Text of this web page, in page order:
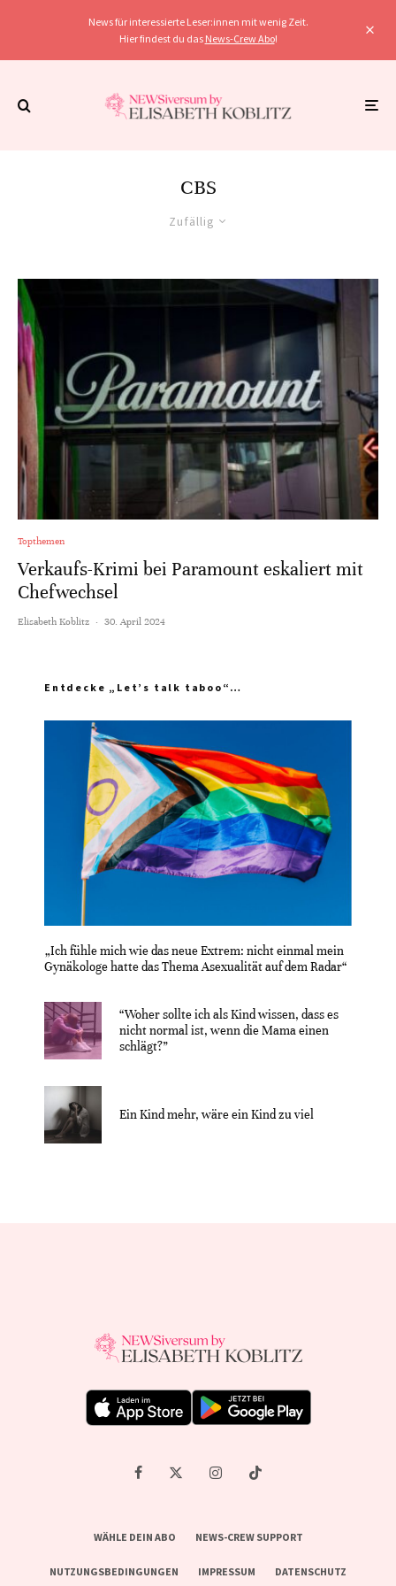
News für interessierte Leser:innen mit wenig Zeit.
Hier findest du das News-Crew Abo!
CBS
Zufällig
Topthemen
Verkaufs-Krimi bei Paramount eskaliert mit
Chefwechsel
Elisabeth Koblitz · 30. April 2024
Entdecke „Let’s talk taboo“…
„Ich fühle mich wie das neue Extrem: nicht einmal mein
Gynäkologe hatte das Thema Asexualität auf dem Radar“
“Woher sollte ich als Kind wissen, dass es
nicht normal ist, wenn die Mama einen
schlägt?”
Ein Kind mehr, wäre ein Kind zu viel
WÄHLE DEIN ABO NEWS-CREW SUPPORT
NUTZUNGSBEDINGUNGEN IMPRESSUM DATENSCHUTZ